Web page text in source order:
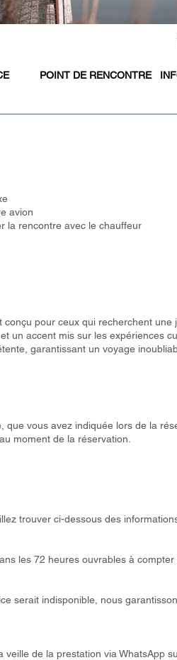
POINT DE RENCONTRE
avion
la rencontre avec le chauffeur
pour ceux qui recherchent
un accent mis sur les expériences
garantissant un voyage
que vous avez indiquée lors de la
moment de la réservation.
trouver ci-dessous des
les 72 heures ouvrables à
serait indisponible, nous
de la prestation via WhatsApp